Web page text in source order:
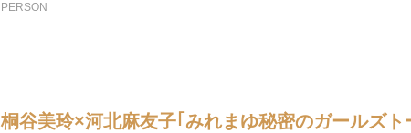
PERSON
桐谷美玲×河北麻友子｢みれまゆ秘密のガールズ